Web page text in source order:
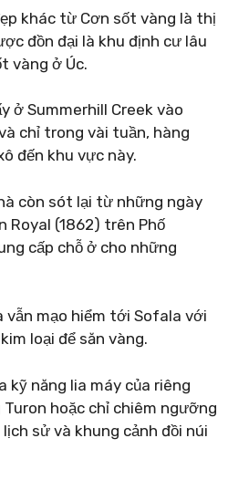
khác từ Cơn sốt vàng là thị
đồn đại là khu định cư lâu
vàng ở Úc.
ở Summerhill Creek vào
chỉ trong vài tuần, hàng
đến khu vực này.
còn sót lại từ những ngày
Royal (1862) trên Phố
cấp chỗ ở cho những
vẫn mạo hiểm tới Sofala với
loại để săn vàng.
kỹ năng lia máy của riêng
hoặc chỉ chiêm ngưỡng
sử và khung cảnh đồi núi